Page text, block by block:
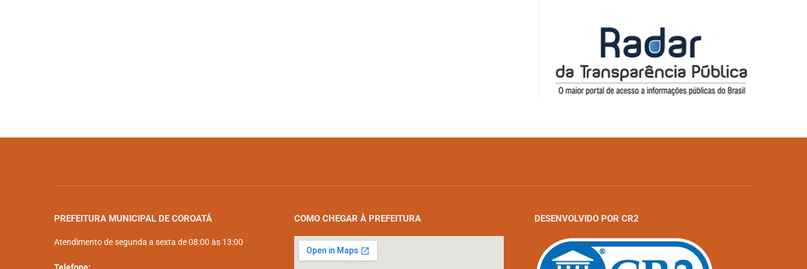
PREFEITURA MUNICIPAL DE COROATÁ
Atendimento de segunda a sexta de 08:00 às 13:00
COMO CHEGAR À PREFEITURA DESENVOLVIDO POR CR2